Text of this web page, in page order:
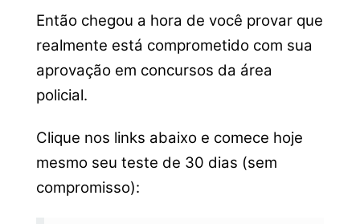
Então chegou a hora de você provar que
realmente está comprometido com sua
aprovação em concursos da área
policial.
Clique nos links abaixo e comece hoje
mesmo seu teste de 30 dias (sem
compromisso):